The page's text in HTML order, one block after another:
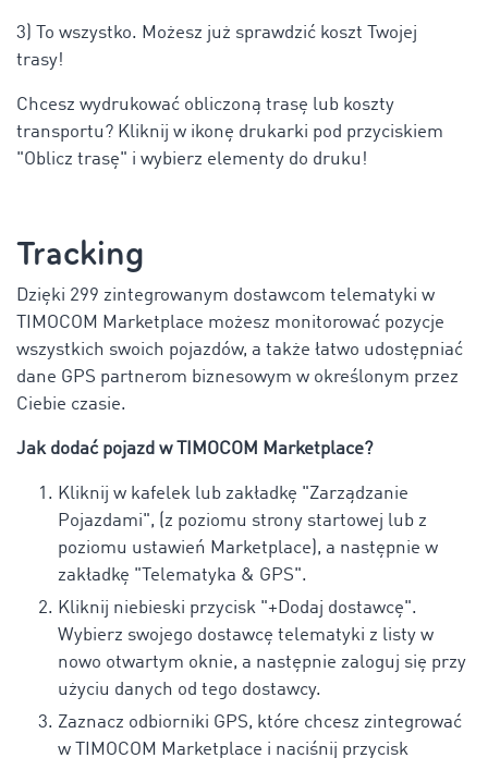
3) To wszystko. Możesz już sprawdzić koszt Twojej
trasy!
Chcesz wydrukować obliczoną trasę lub koszty
transportu? Kliknij w ikonę drukarki pod przyciskiem
"Oblicz trasę" i wybierz elementy do druku!
Tracking
Dzięki 299 zintegrowanym dostawcom telematyki w
TIMOCOM Marketplace możesz monitorować pozycje
wszystkich swoich pojazdów, a także łatwo udostępniać
dane GPS partnerom biznesowym w określonym przez
Ciebie czasie.
Jak dodać pojazd w TIMOCOM Marketplace?
Kliknij w kafelek lub zakładkę "Zarządzanie
Pojazdami", (z poziomu strony startowej lub z
poziomu ustawień Marketplace), a następnie w
zakładkę "Telematyka & GPS".
Kliknij niebieski przycisk "+Dodaj dostawcę".
Wybierz swojego dostawcę telematyki z listy w
nowo otwartym oknie, a następnie zaloguj się przy
użyciu danych od tego dostawcy.
Zaznacz odbiorniki GPS, które chcesz zintegrować
w TIMOCOM Marketplace i naciśnij przycisk